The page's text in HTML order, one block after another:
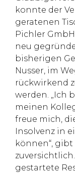
konnte der
geratenen
Pichler
neu
bisherigen
Nusser, im
rückwirkend
werden. „Ich
meinen
freue mich,
Insolvenz in
können“, gibt
gestartete